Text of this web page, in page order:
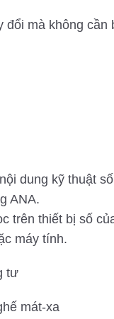
đổi mà không cần
dung kỹ thuật
ANA.
trên thiết bị số
máy tính.
tư
mát-xa